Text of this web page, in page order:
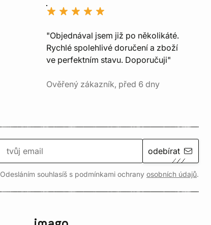
"Objednával jsem již po několikáté.
Rychlé spolehlivé doručení a zboží
ve perfektním stavu. Doporučuji"
Ověřený zákazník, před 6 dny
odebírat
Odesláním souhlasíš s podmínkami ochrany osobních údajů.